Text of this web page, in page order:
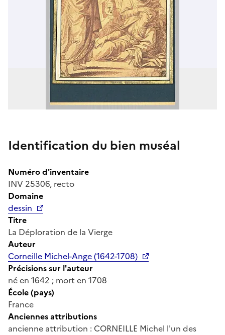
Identification du bien muséal
Numéro d'inventaire
INV 25306, recto
Domaine
dessin
Titre
La Déploration de la Vierge
Auteur
Corneille Michel-Ange (1642-1708)
Précisions sur l'auteur
né en 1642 ; mort en 1708
École (pays)
France
Anciennes attributions
ancienne attribution : CORNEILLE Michel l'un des